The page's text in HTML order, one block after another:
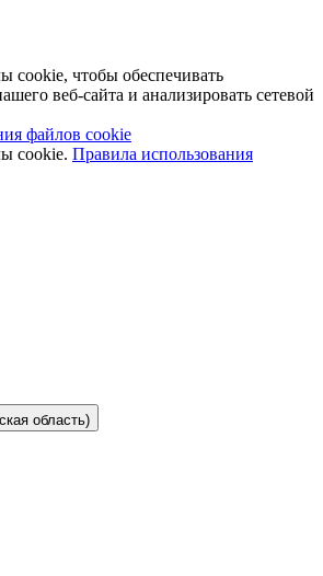
cookie, чтобы обеспечивать
веб-сайта и анализировать сетевой
файлов cookie
cookie. Правила использования
область)